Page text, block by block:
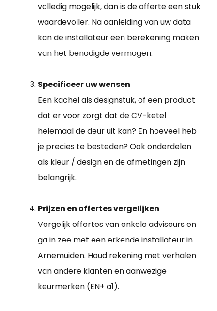
volledig mogelijk, dan is de offerte een stuk
waardevoller. Na aanleiding van uw data
kan de installateur een berekening maken
van het benodigde vermogen.
Specificeer uw wensen
Een kachel als designstuk, of een product
dat er voor zorgt dat de CV-ketel
helemaal de deur uit kan? En hoeveel heb
je precies te besteden? Ook onderdelen
als kleur / design en de afmetingen zijn
belangrijk.
Prijzen en offertes vergelijken
Vergelijk offertes van enkele adviseurs en
ga in zee met een erkendeinstallateur in
Arnemuiden. Houd rekening met verhalen
van andere klanten en aanwezige
keurmerken (EN+ a1).